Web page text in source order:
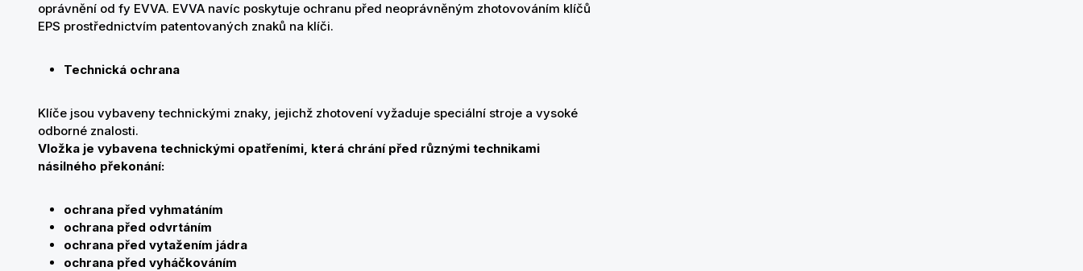
oprávnění od fy EVVA. EVVA navíc poskytuje ochranu před neoprávněným zhotovováním klíčů
EPS prostřednictvím patentovaných znaků na klíči.
Technická ochrana
Klíče jsou vybaveny technickými znaky, jejichž zhotovení vyžaduje speciální stroje a vysoké
odborné znalosti.
Vložka je vybavena technickými opatřeními, která chrání před různými technikami
násilného překonání:
ochrana před vyhmatáním
ochrana před odvrtáním
ochrana před vytažením jádra
ochrana před vyháčkováním